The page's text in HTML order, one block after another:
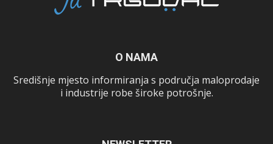
O NAMA
Središnje mjesto informiranja s područja maloprodaje
i industrije robe široke potrošnje.